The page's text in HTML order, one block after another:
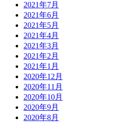
2021年7月
2021年6月
2021年5月
2021年4月
2021年3月
2021年2月
2021年1月
2020年12月
2020年11月
2020年10月
2020年9月
2020年8月